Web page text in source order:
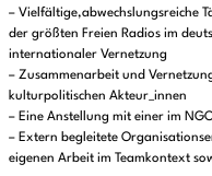
– Vielfältige,abwechslungsreiche
der größten Freien Radios im
internationaler Vernetzung
– Zusammenarbeit und
kulturpolitischen Akteur_innen
– Eine Anstellung mit einer im
– Extern begleitete
eigenen Arbeit im Teamkontext